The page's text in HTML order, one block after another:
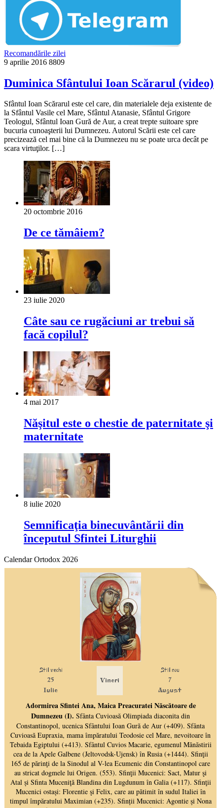
Recomandările zilei
9 aprilie 2016 8809
Duminica Sfântului Ioan Scărarul (video)
Sfântul Ioan Scărarul este cel care, din materialele deja existente de
la Sfântul Vasile cel Mare, Sfântul Atanasie, Sfântul Grigore
Teologul, Sfântul Ioan Gură de Aur, a creat trepte suitoare spre
bucuria cunoaşterii lui Dumnezeu. Autorul Scării este cel care
precizează cel mai bine că la Dumnezeu nu se poate urca decât pe
scara virtuţilor. […]
20 octombrie 2016
De ce tămâiem?
23 iulie 2020
Câte sau ce rugăciuni ar trebui să
facă copilul?
4 mai 2017
Năşitul este o chestie de paternitate şi
maternitate
8 iulie 2020
Semnificaţia binecuvântării din
începutul Sfintei Liturghii
Calendar Ortodox 2026